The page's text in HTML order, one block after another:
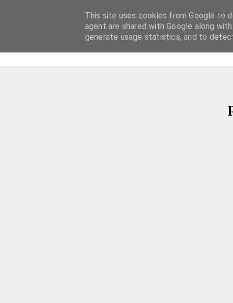
This site uses cookies from Google to
agent are shared with Google along
generate usage statistics, and to